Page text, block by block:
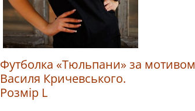
Футболка «Тюльпани» за мотивом
Василя Кричевського.
Розмір L